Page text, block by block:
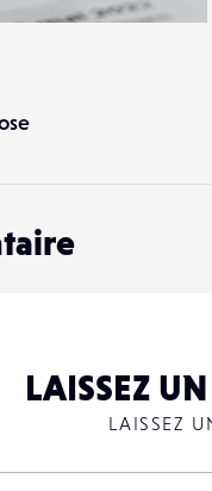
LAISSEZ
LAISSEZ